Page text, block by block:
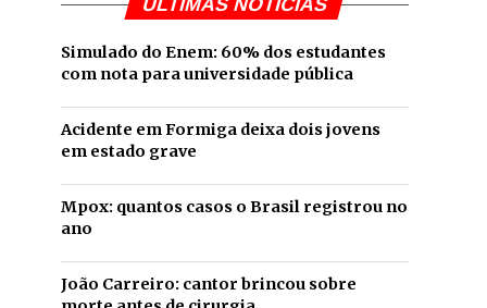
ÚLTIMAS NOTÍCIAS
Simulado do Enem: 60% dos estudantes
com nota para universidade pública
Acidente em Formiga deixa dois jovens
em estado grave
Mpox: quantos casos o Brasil registrou no
ano
João Carreiro: cantor brincou sobre